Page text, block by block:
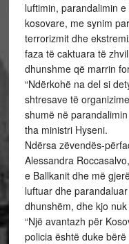
luftimin, parandalimin
kosovare, me synim
terrorizmit dhe
faza të caktuara të
dhunshme që marrin
“Ndërkohë na del si
shtresave të
shumë në
tha ministri Hyseni.
Ndërsa zëvendës-
Alessandra
e Ballkanit dhe më
luftuar dhe
dhunshëm, dhe kjo
“Një avantazh për
policia është duke